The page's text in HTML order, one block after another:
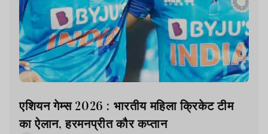
एशियन गेम्स 2026 : भारतीय महिला क्रिकेट टीम
का ऐलान, हरमनप्रीत कौर कप्तान